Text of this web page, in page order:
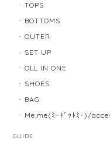
TOPS
BOTTOMS
OUTER
SET UP
OLL IN ONE
SHOES
BAG
Me.me(ﾐｰﾄﾞｯﾄﾐｰ)/
GUIDE